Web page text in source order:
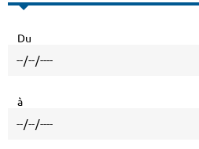
Du
à